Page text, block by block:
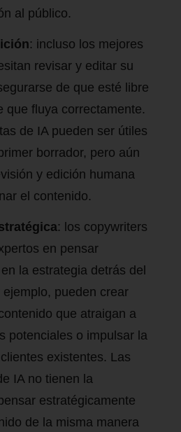
al público.
: incluso los mejores
revisar y editar su
de que esté libre
que fluya correctamente.
de IA pueden ser útiles
borrador, pero aún
y edición humana
el contenido.
: los copywriters
en pensar
la estrategia detrás del
pueden crear
que atraigan a
potenciales o impulsar la
existentes. Las
IA no tienen la
estratégicamente
de la misma manera